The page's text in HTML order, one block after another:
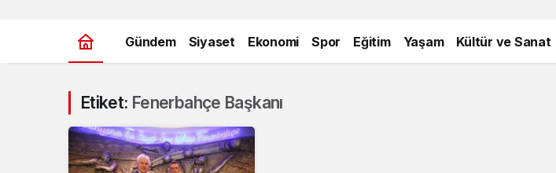
Gündem Siyaset Ekonomi Spor Eğitim Yaşam Kültür ve Sanat
Etiket: Fenerbahçe Başkanı